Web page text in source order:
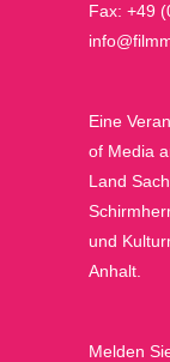
Fax: +49
Eine
of Media
Land
und
Anhalt.
Melden